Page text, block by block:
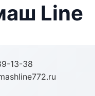
Line
13-38